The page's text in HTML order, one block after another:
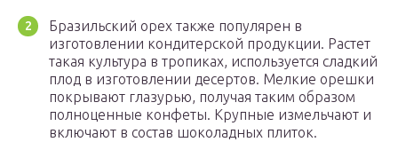
Бразильский орех также популярен в
изготовлении кондитерской продукции. Растет
такая культура в тропиках, используется сладкий
плод в изготовлении десертов. Мелкие орешки
покрывают глазурью, получая таким образом
полноценные конфеты. Крупные измельчают и
включают в состав шоколадных плиток.